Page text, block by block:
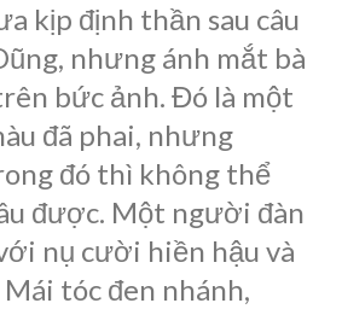
kịp định thần sau câu
nhưng ánh mắt bà
bức ảnh. Đó là một
đã phai, nhưng
đó thì không thể
được. Một người đàn
nụ cười hiền hậu và
tóc đen nhánh,